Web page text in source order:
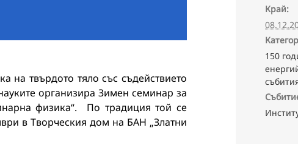
на твърдото тяло със съдействието
организира Зимен семинар за
физика“. По традиция той се
в Творческия дом на БАН „Златни
Край:
150